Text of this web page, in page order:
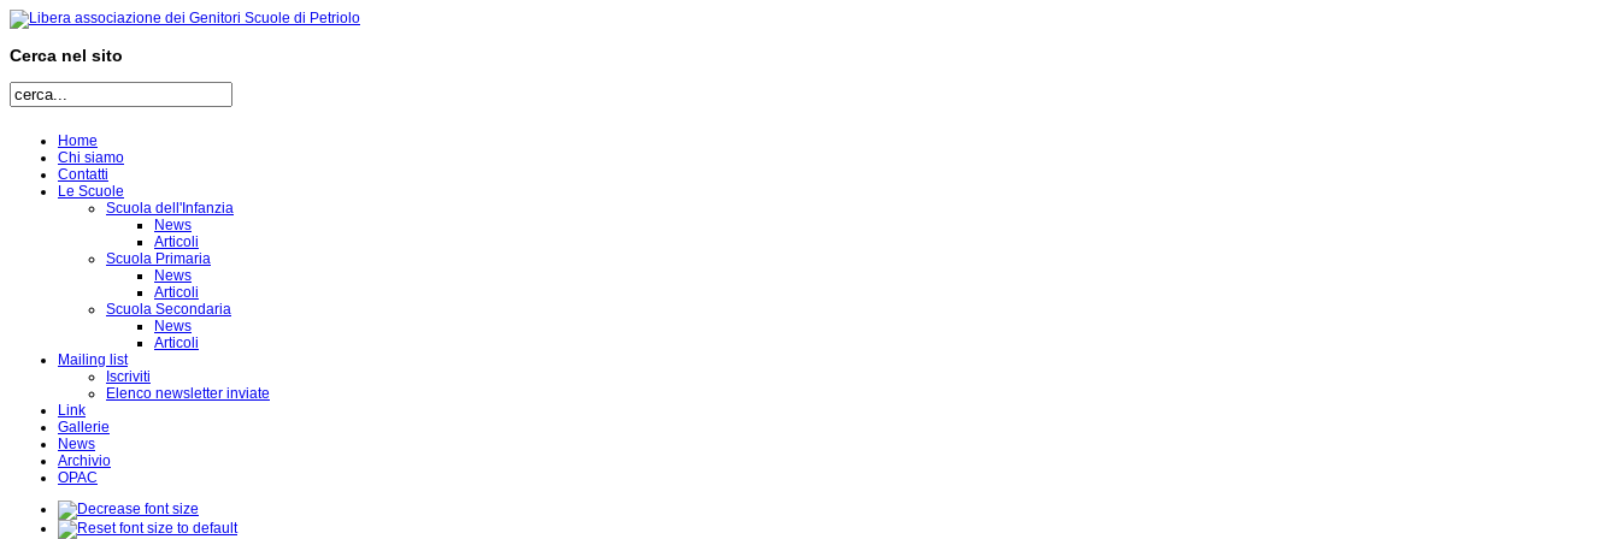
Cerca nel sito
Home
Chi siamo
Contatti
Le Scuole
Scuola dell'Infanzia
News
Articoli
Scuola Primaria
News
Articoli
Scuola Secondaria
News
Articoli
Mailing list
Iscriviti
Elenco newsletter inviate
Link
Gallerie
News
Archivio
OPAC